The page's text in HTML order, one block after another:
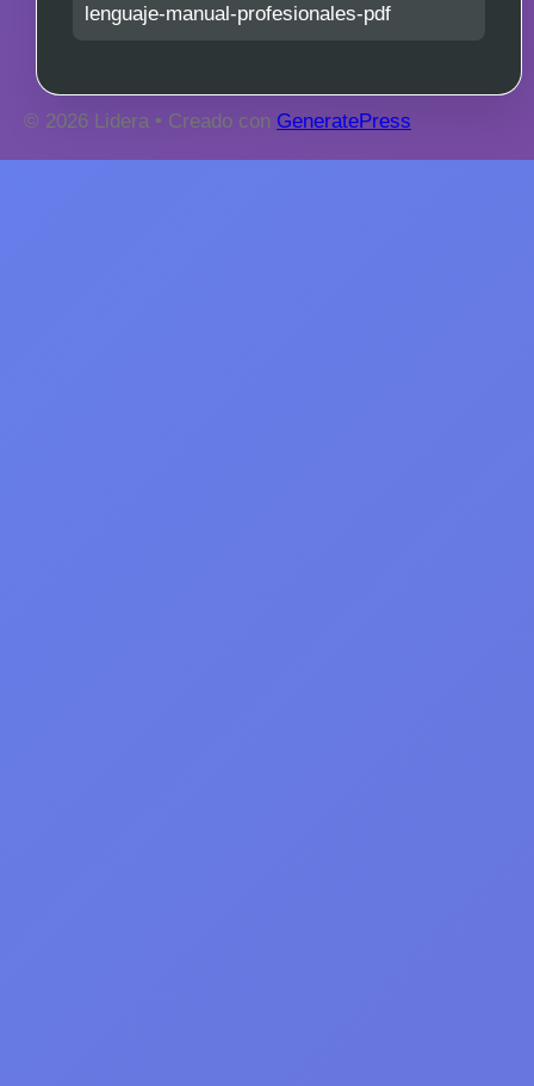
lenguaje-manual-profesionales-pdf
© 2026 Lidera • Creado con GeneratePress